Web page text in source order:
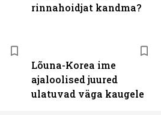
rinnahoidjat kandma?
Lõuna-Korea ime
ajaloolised juured
ulatuvad väga kaugele